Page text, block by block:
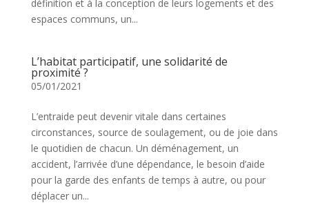
définition et à la conception de leurs logements et des
espaces communs, un...
L’habitat participatif, une solidarité de
proximité ?
05/01/2021
L’entraide peut devenir vitale dans certaines
circonstances, source de soulagement, ou de joie dans
le quotidien de chacun. Un déménagement, un
accident, l’arrivée d’une dépendance, le besoin d’aide
pour la garde des enfants de temps à autre, ou pour
déplacer un...